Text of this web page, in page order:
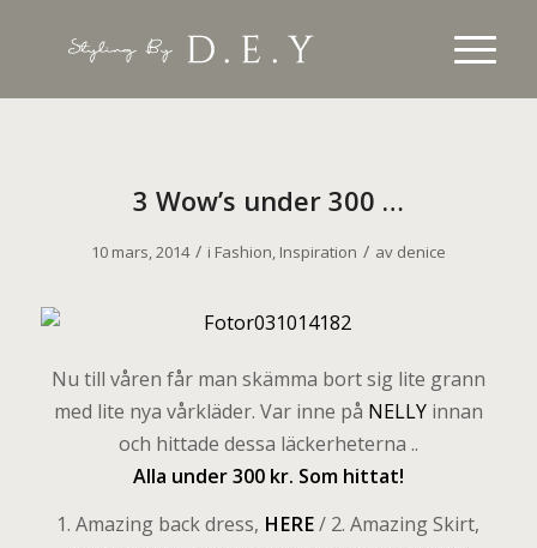
3 Wow’s under 300 …
10 mars, 2014 / i Fashion, Inspiration / av denice
Nu till våren får man skämma bort sig lite grann
med lite nya vårkläder. Var inne på NELLYinnan
och hittade dessa läckerheterna ..
Alla under 300 kr. Som hittat!
1. Amazing back dress, HERE/ 2. Amazing Skirt,